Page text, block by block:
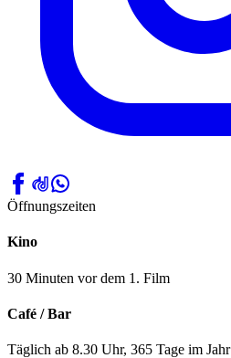
Öffnungszeiten
Kino
30 Minuten vor dem 1. Film
Café / Bar
Täglich ab 8.30 Uhr, 365 Tage im Jahr